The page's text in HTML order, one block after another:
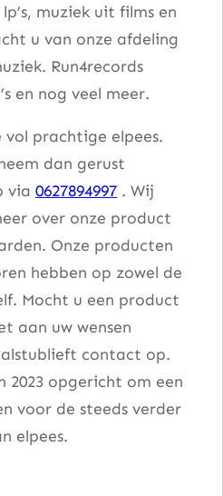
muziek uit films en
u van onze afdeling
Run4records
en nog veel meer.
vol prachtige elpees.
dan gerust
via 0627894997 . Wij
over onze product
Onze producten
hebben op zowel de
Mocht u een product
aan uw wensen
contact op.
2023 opgericht om een
voor de steeds verder
elpees.